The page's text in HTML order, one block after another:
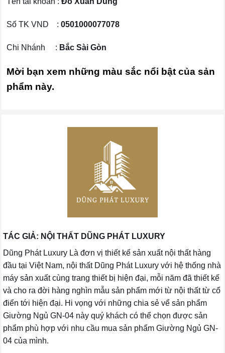
Số TK VND : 0501000077078
Chi Nhánh : Bắc Sài Gòn
Mời bạn xem những màu sắc nổi bật của sản
phẩm này.
TÁC GIẢ: NỘI THẤT DŨNG PHÁT LUXURY
Dũng Phát Luxury Là đơn vị thiết kế sản xuất nội thất hàng
đầu tại Việt Nam, nội thất Dũng Phát Luxury với hệ thống nhà
máy sản xuất cùng trang thiết bị hiện đại, mỗi năm đã thiết kế
và cho ra đời hàng nghìn mẫu sản phẩm mới từ nội thất từ cổ
điển tới hiện đại. Hi vọng với những chia sẻ vể sản phẩm
Giường Ngủ GN-04 này quý khách có thể chọn được sản
phẩm phù hợp với nhu cầu mua sản phẩm Giường Ngủ GN-
04 của mình.